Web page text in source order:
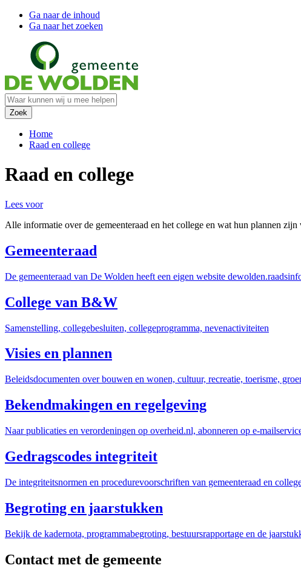
Ga naar de inhoud
Ga naar het zoeken
Home
Raad en college
Raad en college
Lees voor
Alle informatie over de gemeenteraad en het college en wat hun plannen zijn
Gemeenteraad
De gemeenteraad van De Wolden heeft een eigen website
College van B&W
Samenstelling, collegebesluiten, collegeprogramma, nevenactiviteiten
Visies en plannen
Beleidsdocumenten over bouwen en wonen, cultuur, recreatie, toerisme,
Bekendmakingen en regelgeving
Naar publicaties en verordeningen op overheid.nl, abonneren op e-
Gedragscodes integriteit
De integriteitsnormen en procedurevoorschriften van gemeenteraad en
Begroting en jaarstukken
Bekijk de kadernota, programmabegroting, bestuursrapportage en de
Contact met de gemeente